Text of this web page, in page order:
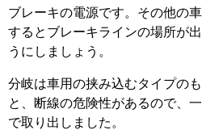
ブレーキの電源です。その他の
するとブレーキラインの場所が
うにしましょう。
分岐は車用の挟み込むタイプの
と、断線の危険性があるので、
で取り出しました。